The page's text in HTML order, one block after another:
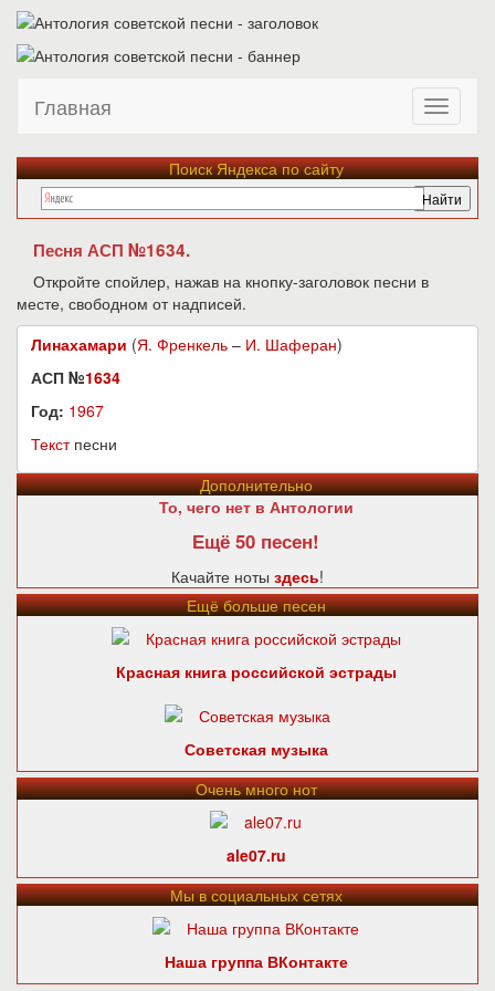
Главная
Поиск Яндекса по сайту
Песня АСП №1634.
Откройте спойлер, нажав на кнопку-заголовок песни в
месте, свободном от надписей.
Линахамари (Я. Френкель – И. Шаферан)
АСП №1634
Год: 1967
Текстпесни
Дополнительно
То, чего нет в Антологии
Ещё 50 песен!
Качайте ноты здесь!
Ещё больше песен
Красная книга российской эстрады
Советская музыка
Очень много нот
ale07.ru
Мы в социальных сетях
Наша группа ВКонтакте